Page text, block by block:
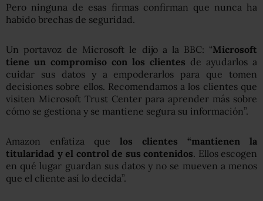
Pero ninguna de esas firmas confirman que nunca ha
habido brechas de seguridad.
Un portavoz de Microsoft le dijo a la BBC: “Microsoft
tiene un compromiso con los clientes de ayudarlos a
cuidar sus datos y a empoderarlos para que tomen
decisiones sobre ellos. Recomendamos a los clientes que
visiten Microsoft Trust Center para aprender más sobre
cómo se gestiona y se mantiene segura su información”.
Amazon enfatiza que los clientes “mantienen la
titularidad y el control de sus contenidos. Ellos escogen
en qué lugar guardan sus datos y no se mueven a menos
que el cliente así lo decida”.